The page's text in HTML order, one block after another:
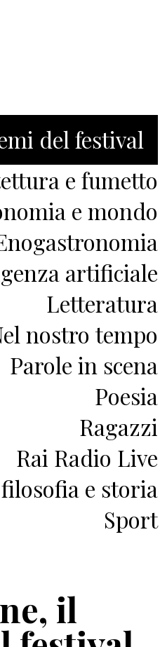
e fumetto
e mondo
artificiale
Letteratura
nostro tempo
Parole in scena
Poesia
Ragazzi
Rai Radio Live
e storia
Sport
del festival
il